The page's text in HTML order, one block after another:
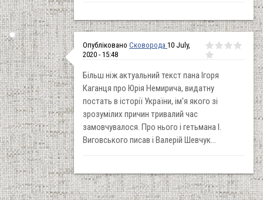
Опубліковано Сковорода 10 July,
2020 - 15:48
Більш ніж актуальний текст пана Ігоря
Каганця про Юрія Немирича, видатну
постать в історії України, ім'я якого зі
зрозумілих причин тривалий час
замовчувалося. Про нього і гетьмана І.
Виговського писав і Валерій Шевчук...